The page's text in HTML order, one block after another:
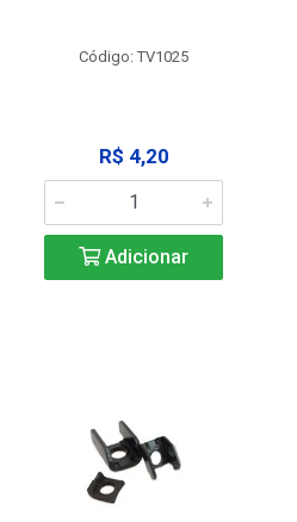
Código: TV1025
R$ 4,20
Adicionar